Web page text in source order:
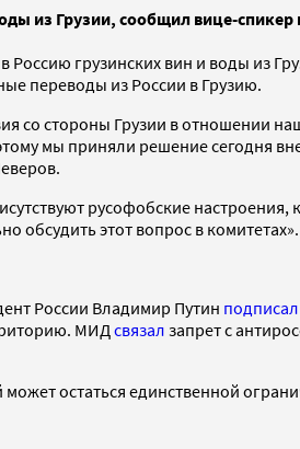
из Грузии, сообщил вице-
грузинских вин и воды из
переводы из России в Грузию.
со стороны Грузии в отношении
мы приняли решение сегодня
русофобские
обсудить этот вопрос в комитетах».
России Владимир Путин подписал
МИД связал запрет с
остаться единственной